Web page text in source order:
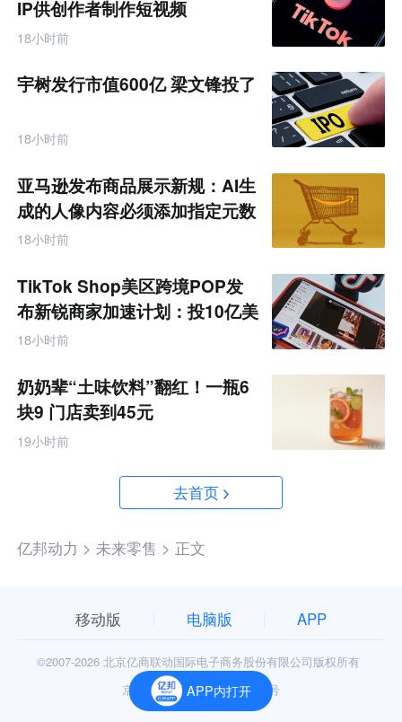
IP供创作者制作短视频
18小时前
宇树发行市值600亿 梁文锋投了
18小时前
亚马逊发布商品展示新规：AI生
成的人像内容必须添加指定元数
据
18小时前
TikTok Shop美区跨境POP发
布新锐商家加速计划：投10亿美
金资源帮扶四类商家
18小时前
奶奶辈“土味饮料”翻红！一瓶6
块9 门店卖到45元
19小时前
去首页
亿邦动力 > 未来零售 > 正文
APP内打开
移动版 电脑版 APP
©2007-2026 北京亿商联动国际电子商务股份有限公司版权所有
京公网安备11010602006906号